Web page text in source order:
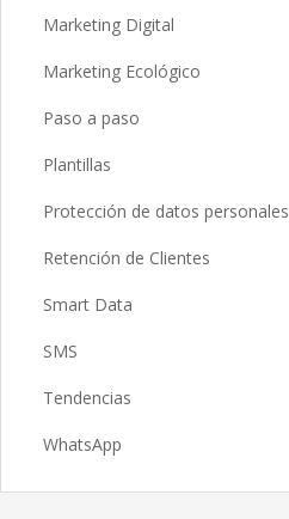
Marketing Digital
Marketing Ecológico
Paso a paso
Plantillas
Protección de datos personales
Retención de Clientes
Smart Data
SMS
Tendencias
WhatsApp